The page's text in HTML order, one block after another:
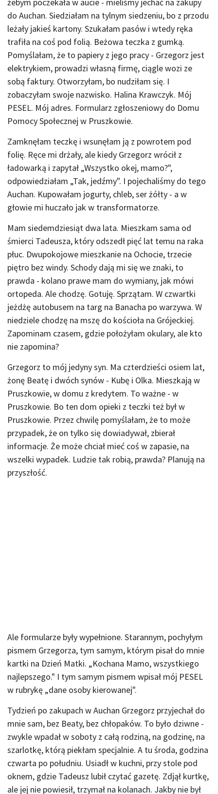
do Auchan. Siedziałam na tylnym siedzeniu, bo z przodu
leżały jakieś kartony. Szukałam pasów i wtedy ręka
trafiła na coś pod folią. Beżowa teczka z gumką.
Pomyślałam, że to papiery z jego pracy - Grzegorz jest
elektrykiem, prowadzi własną firmę, ciągle wozi ze
sobą faktury. Otworzyłam, bo nudziłam się. I
zobaczyłam swoje nazwisko. Halina Krawczyk. Mój
PESEL. Mój adres. Formularz zgłoszeniowy do Domu
Pomocy Społecznej w Pruszkowie.
Zamknęłam teczkę i wsunęłam ją z powrotem pod
folię. Ręce mi drżały, ale kiedy Grzegorz wrócił z
ładowarką i zapytał „Wszystko okej, mamo?",
odpowiedziałam „Tak, jedźmy". I pojechaliśmy do tego
Auchan. Kupowałam jogurty, chleb, ser żółty - a w
głowie mi huczało jak w transformatorze.
Mam siedemdziesiąt dwa lata. Mieszkam sama od
śmierci Tadeusza, który odszedł pięć lat temu na raka
płuc. Dwupokojowe mieszkanie na Ochocie, trzecie
piętro bez windy. Schody dają mi się we znaki, to
prawda - kolano prawe mam do wymiany, jak mówi
ortopeda. Ale chodzę. Gotuję. Sprzątam. W czwartki
jeżdżę autobusem na targ na Banacha po warzywa. W
niedziele chodzę na mszę do kościoła na Grójeckiej.
Zapominam czasem, gdzie położyłam okulary, ale kto
nie zapomina?
Grzegorz to mój jedyny syn. Ma czterdzieści osiem lat,
żonę Beatę i dwóch synów - Kubę i Olka. Mieszkają w
Pruszkowie, w domu z kredytem. To ważne - w
Pruszkowie. Bo ten dom opieki z teczki też był w
Pruszkowie. Przez chwilę pomyślałam, że to może
przypadek, że on tylko się dowiadywał, zbierał
informacje. Że może chciał mieć coś w zapasie, na
wszelki wypadek. Ludzie tak robią, prawda? Planują na
przyszłość.
Ale formularze były wypełnione. Starannym, pochyłym
pismem Grzegorza, tym samym, którym pisał do mnie
kartki na Dzień Matki. „Kochana Mamo, wszystkiego
najlepszego." I tym samym pismem wpisał mój PESEL
w rubrykę „dane osoby kierowanej".
Tydzień po zakupach w Auchan Grzegorz przyjechał do
mnie sam, bez Beaty, bez chłopaków. To było dziwne -
zwykle wpadał w soboty z całą rodziną, na godzinę, na
szarlotkę, którą piekłam specjalnie. A tu środa, godzina
czwarta po południu. Usiadł w kuchni, przy stole pod
oknem, gdzie Tadeusz lubił czytać gazetę. Zdjął kurtkę,
ale jej nie powiesił, trzymał na kolanach. Jakby nie był